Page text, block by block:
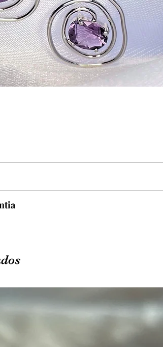
de numeração ou troca por defeito